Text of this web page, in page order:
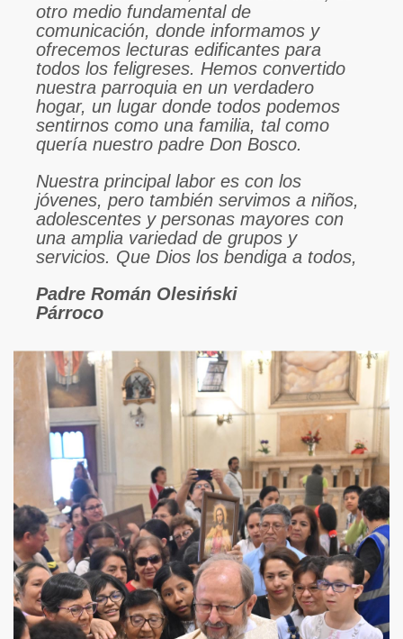
otro medio fundamental de
comunicación, donde informamos y
ofrecemos lecturas edificantes para
todos los feligreses. Hemos convertido
nuestra parroquia en un verdadero
hogar, un lugar donde todos podemos
sentirnos como una familia, tal como
quería nuestro padre Don Bosco.
Nuestra principal labor es con los
jóvenes, pero también servimos a niños,
adolescentes y personas mayores con
una amplia variedad de grupos y
servicios. Que Dios los bendiga a todos,
Padre Román Olesiński
Párroco